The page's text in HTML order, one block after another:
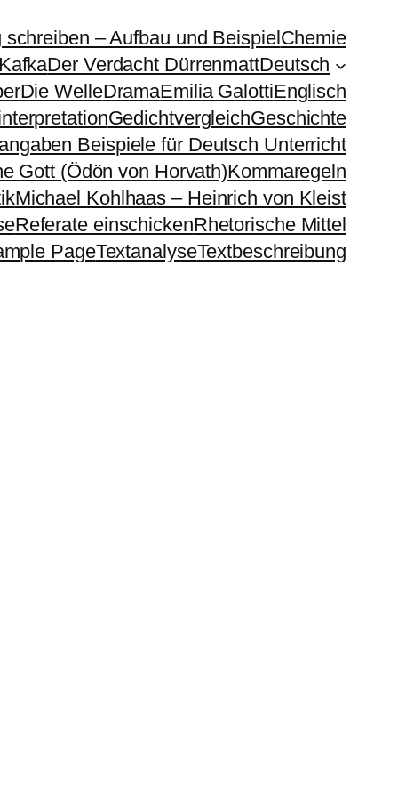
– Aufbau und BeispielChemie
Der Verdacht DürrenmattDeutsch
Die WelleDramaEmilia GalottiEnglisch
GedichtvergleichGeschichte
Beispiele für Deutsch Unterricht
Gott (Ödön von Horvath)Kommaregeln
Michael Kohlhaas – Heinrich von Kleist
Referate einschickenRhetorische Mittel
PageTextanalyseTextbeschreibung